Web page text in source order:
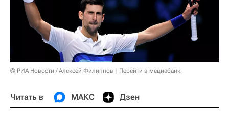
© РИА Новости / Алексей Филиппов Перейти в медиабанк
Читать в МАКС Дзен